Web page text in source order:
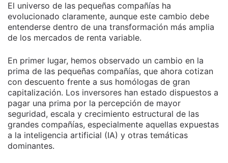
El universo de las pequeñas compañías ha
evolucionado claramente, aunque este cambio debe
entenderse dentro de una transformación más amplia
de los mercados de renta variable.
En primer lugar, hemos observado un cambio en la
prima de las pequeñas compañías, que ahora cotizan
con descuento frente a sus homólogas de gran
capitalización. Los inversores han estado dispuestos a
pagar una prima por la percepción de mayor
seguridad, escala y crecimiento estructural de las
grandes compañías, especialmente aquellas expuestas
a la inteligencia artificial (IA) y otras temáticas
dominantes.